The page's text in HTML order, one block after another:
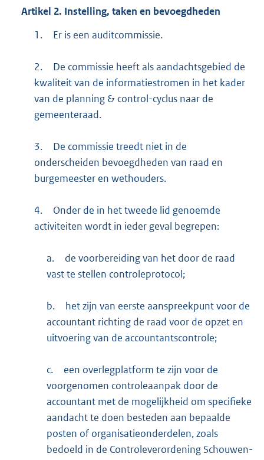
Artikel 2. Instelling, taken en bevoegdheden
1.
Er is een auditcommissie.
2.
De commissie heeft als aandachtsgebied de
kwaliteit van de informatiestromen in het kader
van de planning & control-cyclus naar de
gemeenteraad.
3.
De commissie treedt niet in de
onderscheiden bevoegdheden van raad en
burgemeester en wethouders.
4.
Onder de in het tweede lid genoemde
activiteiten wordt in ieder geval begrepen:
a.
de voorbereiding van het door de raad
vast te stellen controleprotocol;
b.
het zijn van eerste aanspreekpunt voor de
accountant richting de raad voor de opzet en
uitvoering van de accountantscontrole;
c.
een overlegplatform te zijn voor de
voorgenomen controleaanpak door de
accountant met de mogelijkheid om specifieke
aandacht te doen besteden aan bepaalde
posten of organisatieonderdelen, zoals
bedoeld in de Controleverordening Schouwen-